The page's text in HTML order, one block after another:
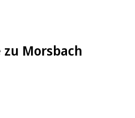
Morsbach